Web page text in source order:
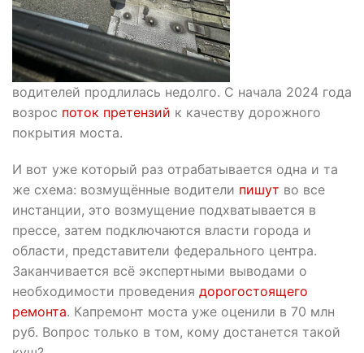
водителей продлилась недолго. С начала 2024 года
возрос поток претензий к качеству дорожного
покрытия моста.
И вот уже который раз отрабатывается одна и та
же схема: возмущённые водители пишут во все
инстанции, это возмущение подхватывается в
прессе, затем подключаются власти города и
области, представители федерального центра.
Заканчивается всё экспертными выводами о
необходимости проведения дорогостоящего
ремонта. Капремонт моста уже оценили в 70 млн
руб. Вопрос только в том, кому достанется такой